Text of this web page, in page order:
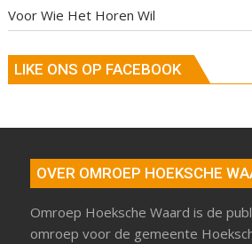
Voor Wie Het Horen Wil
LIKE ONS OP FACEBOOK
OVER OMROEP HOEKSCHE
Omroep Hoeksche Waard is de
omroep voor de gemeente